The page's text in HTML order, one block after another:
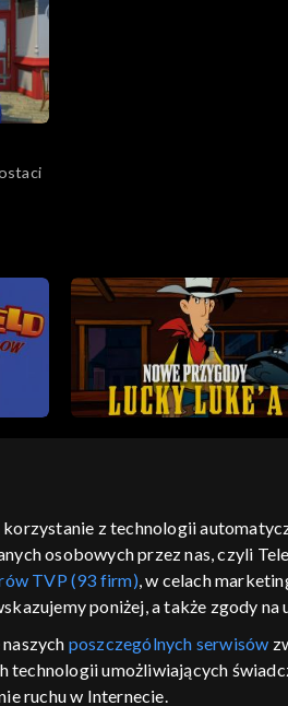
,
TVP
pomoc kontakt
z technologii
osobowych przez nas, czyli
TVP (93 firm), w celach
poniżej, a także zgody
poszczególnych serwisów
umożliwiających
ruchu w Internecie.